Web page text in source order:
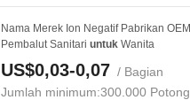
Nama Merek Ion Negatif Pabrikan
Pembalut Sanitari untuk Wanita
US$0,03-0,07 / Bagian
Jumlah minimum:300.000 Potong